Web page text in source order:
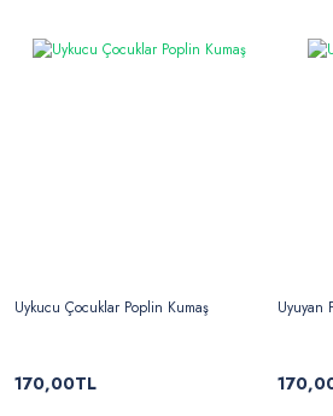
Uykucu Çocuklar Poplin Kumaş
170,00TL
Uyuyan